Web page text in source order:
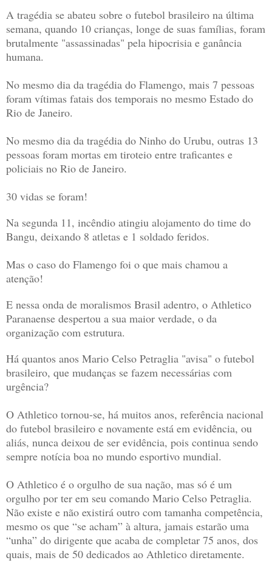
A tragédia se abateu sobre o futebol brasileiro na última
semana, quando 10 crianças, longe de suas famílias, foram
brutalmente "assassinadas" pela hipocrisia e ganância
humana.
No mesmo dia da tragédia do Flamengo, mais 7 pessoas
foram vítimas fatais dos temporais no mesmo Estado do
Rio de Janeiro.
No mesmo dia da tragédia do Ninho do Urubu, outras 13
pessoas foram mortas em tiroteio entre traficantes e
policiais no Rio de Janeiro.
30 vidas se foram!
Na segunda 11, incêndio atingiu alojamento do time do
Bangu, deixando 8 atletas e 1 soldado feridos.
Mas o caso do Flamengo foi o que mais chamou a
atenção!
E nessa onda de moralismos Brasil adentro, o Athletico
Paranaense despertou a sua maior verdade, o da
organização com estrutura.
Há quantos anos Mario Celso Petraglia "avisa" o futebol
brasileiro, que mudanças se fazem necessárias com
urgência?
O Athletico tornou-se, há muitos anos, referência nacional
do futebol brasileiro e novamente está em evidência, ou
aliás, nunca deixou de ser evidência, pois continua sendo
sempre notícia boa no mundo esportivo mundial.
O Athletico é o orgulho de sua nação, mas só é um
orgulho por ter em seu comando Mario Celso Petraglia.
Não existe e não existirá outro com tamanha competência,
mesmo os que “se acham” à altura, jamais estarão uma
“unha” do dirigente que acaba de completar 75 anos, dos
quais, mais de 50 dedicados ao Athletico diretamente.